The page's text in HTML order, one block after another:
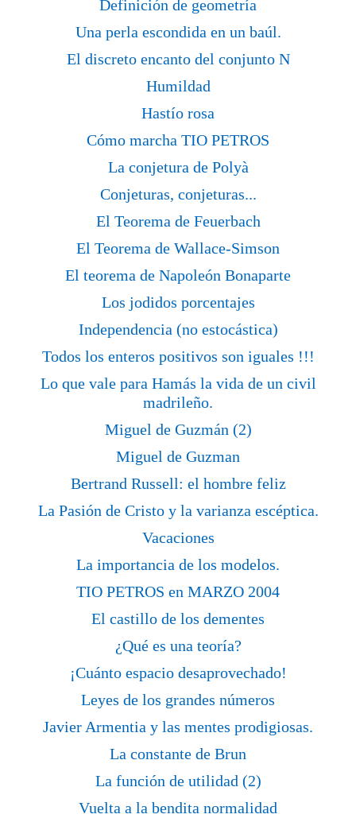
Definición de geometría
Una perla escondida en un baúl.
El discreto encanto del conjunto N
Humildad
Hastío rosa
Cómo marcha TIO PETROS
La conjetura de Polyà
Conjeturas, conjeturas...
El Teorema de Feuerbach
El Teorema de Wallace-Simson
El teorema de Napoleón Bonaparte
Los jodidos porcentajes
Independencia (no estocástica)
Todos los enteros positivos son iguales !!!
Lo que vale para Hamás la vida de un civil
madrileño.
Miguel de Guzmán (2)
Miguel de Guzman
Bertrand Russell: el hombre feliz
La Pasión de Cristo y la varianza escéptica.
Vacaciones
La importancia de los modelos.
TIO PETROS en MARZO 2004
El castillo de los dementes
¿Qué es una teoría?
¡Cuánto espacio desaprovechado!
Leyes de los grandes números
Javier Armentia y las mentes prodigiosas.
La constante de Brun
La función de utilidad (2)
Vuelta a la bendita normalidad